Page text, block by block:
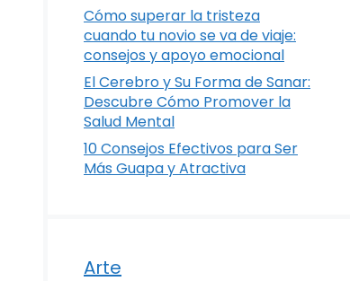
Cómo superar la tristeza
cuando tu novio se va de viaje:
consejos y apoyo emocional
El Cerebro y Su Forma de Sanar:
Descubre Cómo Promover la
Salud Mental
10 Consejos Efectivos para Ser
Más Guapa y Atractiva
Arte